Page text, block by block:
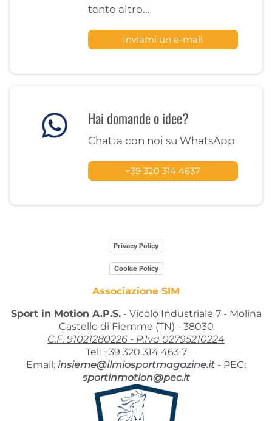
tanto altro...
Inviami un e-mail
Hai domande o idee?
Chatta con noi su WhatsApp
+39 320 314 4637
Sport in Motion A.P.S.- Vicolo Industriale 7 - Molina
Castello di Fiemme (TN) - 38030
C.F. 91021280226 - P.Iva 02795210224
Tel: +39 320 314 463 7
Email: insieme@ilmiosportmagazine.it - PEC:
sportinmotion@pec.it
Privacy Policy
Cookie Policy
Associazione SIM